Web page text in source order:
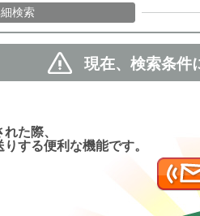
検索
現在、検索条件
た際、
する便利な機能です。